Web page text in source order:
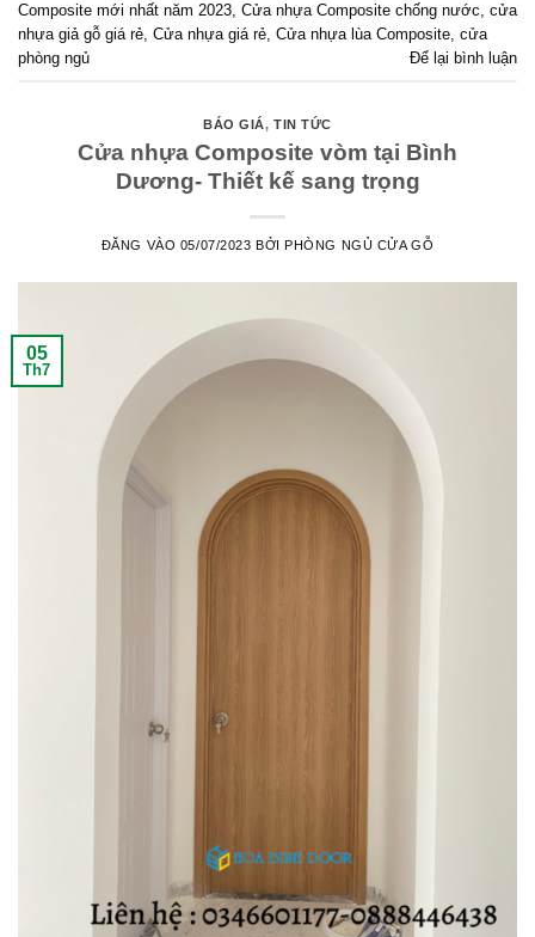
Composite mới nhất năm 2023, Cửa nhựa Composite chống nước, cửa
nhựa giả gỗ giá rẻ, Cửa nhựa giá rẻ, Cửa nhựa lùa Composite, cửa
phòng ngủ
Để lại bình luận
BÁO GIÁ,TIN TỨC
Cửa nhựa Composite vòm tại Bình
Dương- Thiết kế sang trọng
ĐĂNG VÀO 05/07/2023 BỞIPHÒNG NGỦ CỬA GỖ
05
Th7